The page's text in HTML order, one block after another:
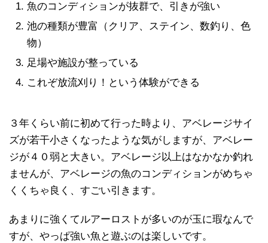
魚のコンディションが抜群で、引きが強い
池の種類が豊富（クリア、ステイン、数釣り、色
物）
足場や施設が整っている
これぞ放流刈り！という体験ができる
３年くらい前に初めて行った時より、アベレージサイ
ズが若干小さくなったような気がしますが、アベレー
ジが４０弱と大きい。アベレージ以上はなかなか釣れ
ませんが、アベレージの魚のコンディションがめちゃ
くくちゃ良く、すごい引きます。
あまりに強くてルアーロストが多いのが玉に瑕なんで
すが、やっぱ強い魚と遊ぶのは楽しいです。